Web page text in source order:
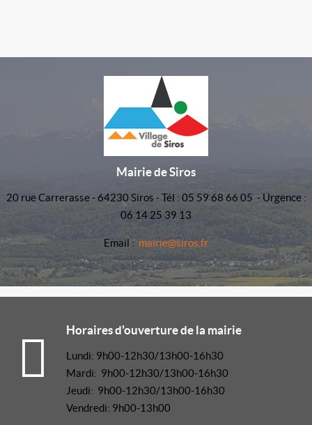
Mairie de Siros
20 rue Carrerasse - 64230 Siros - Tél : 05 59 68 66 05 - Urgence :
06 14 25 39 13
Email : mairie@siros.fr
Horaires d'ouverture de la mairie
Lundi: 9h00-12h30/13h00-16h30
Mardi: 9h00-12h30/13h00-16h30
Jeudi: 9h00-12h30/13h00-16h30
Vendredi: 9h00-13h00